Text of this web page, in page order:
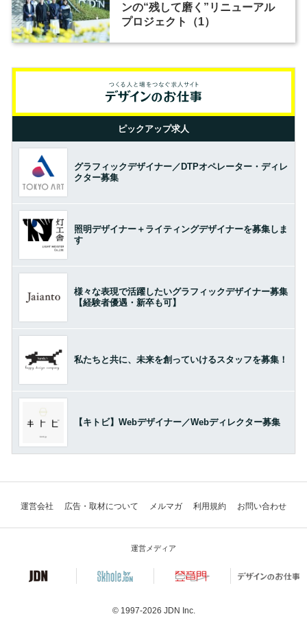
ンの“残して磨く”リニューアル
プロジェクト（1）
ピックアップ求人
グラフィックデザイナー／DTPオペレーター・ディレ
クター募集
照明デザイナー＋ライティングデザイナーを募集しま
す
様々な表現で活躍したいグラフィックデザイナー募集
【経験者優遇・新卒も可】
私たちと共に、未来を創っていけるスタッフを募集！
【キトビ】Webデザイナー／Webディレクター募集
運営会社 広告・取材について メルマガ 利用規約 お問い合わせ
運営メディア
© 1997-2026 JDN Inc.